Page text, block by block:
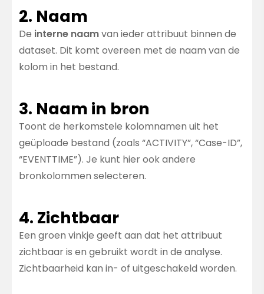
2. Naam
De interne naamvan ieder attribuut binnen de
dataset. Dit komt overeen met de naam van de
kolom in het bestand.
3. Naam in bron
Toont de herkomstele kolomnamen uit het
geüploade bestand (zoals “ACTIVITY”, “Case-ID”,
“EVENTTIME”). Je kunt hier ook andere
bronkolommen selecteren.
4. Zichtbaar
Een groen vinkje geeft aan dat het attribuut
zichtbaar is en gebruikt wordt in de analyse.
Zichtbaarheid kan in- of uitgeschakeld worden.